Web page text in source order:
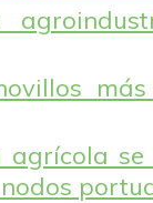
agrícola